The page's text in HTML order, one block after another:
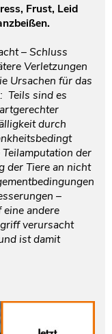
Frust, Leid
– Schluss
Verletzungen
Ursachen für das
Teils sind es
durch
der
der Tiere an nicht
–
andere
verursacht
ist damit